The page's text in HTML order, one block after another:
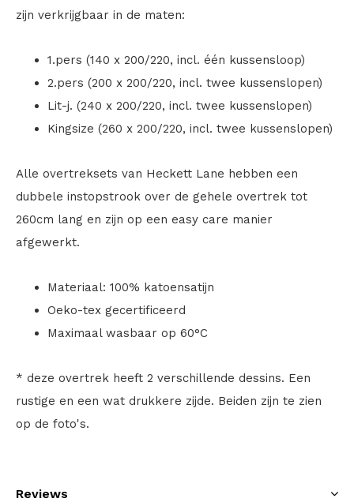
zijn verkrijgbaar in de maten:
1.pers (140 x 200/220, incl. één kussensloop)
2.pers (200 x 200/220, incl. twee kussenslopen)
Lit-j. (240 x 200/220, incl. twee kussenslopen)
Kingsize (260 x 200/220, incl. twee kussenslopen)
Alle overtreksets van Heckett Lane hebben een
dubbele instopstrook over de gehele overtrek tot
260cm lang en zijn op een easy care manier
afgewerkt.
Materiaal: 100% katoensatijn
Oeko-tex gecertificeerd
Maximaal wasbaar op 60°C
* deze overtrek heeft 2 verschillende dessins. Een
rustige en een wat drukkere zijde. Beiden zijn te zien
op de foto's.
Reviews